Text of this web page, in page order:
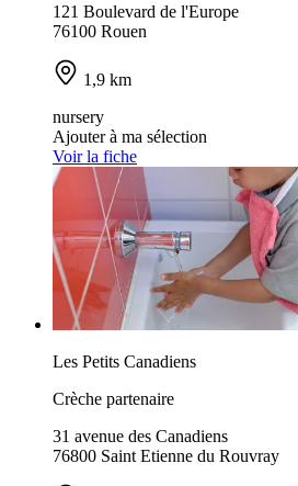
121 Boulevard de l'Europe
76100 Rouen
1,9 km
nursery
Ajouter à ma sélection
Voir la fiche
Les Petits Canadiens
Crèche partenaire
31 avenue des Canadiens
76800 Saint Etienne du Rouvray